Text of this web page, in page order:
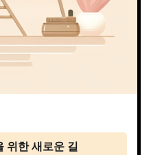
위한 새로운 길